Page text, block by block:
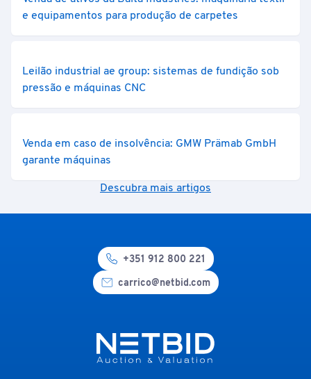
e equipamentos para produção de carpetes
Leilão industrial ae group: sistemas de fundição sob
pressão e máquinas CNC
Venda em caso de insolvência: GMW Prämab GmbH
garante máquinas
Descubra mais artigos
+351 912 800 221
carrico@netbid.com